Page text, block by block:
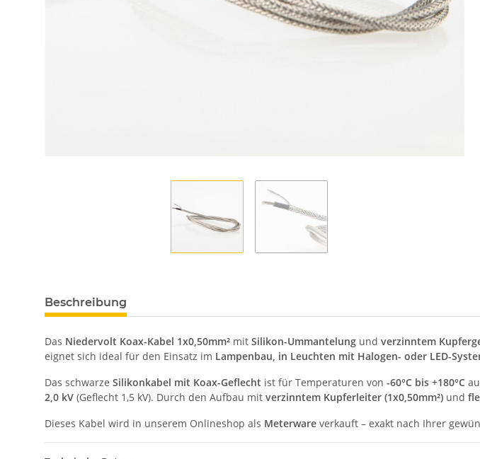
Beschreibung
Das Niedervolt Koax-Kabel 1x0,50mm² mit Silikon-Ummantelung und verzinntem
eignet sich ideal für den Einsatz im Lampenbau, in Leuchten mit Halogen- oder LED-
Das schwarze Silikonkabel mit Koax-Geflecht ist für Temperaturen von -60°C bis +180°C
2,0 kV (Geflecht 1,5 kV). Durch den Aufbau mit verzinntem Kupferleiter (1x0,50mm²) und
Dieses Kabel wird in unserem Onlineshop als Meterware verkauft – exakt nach Ihrer